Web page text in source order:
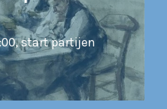
start partijen